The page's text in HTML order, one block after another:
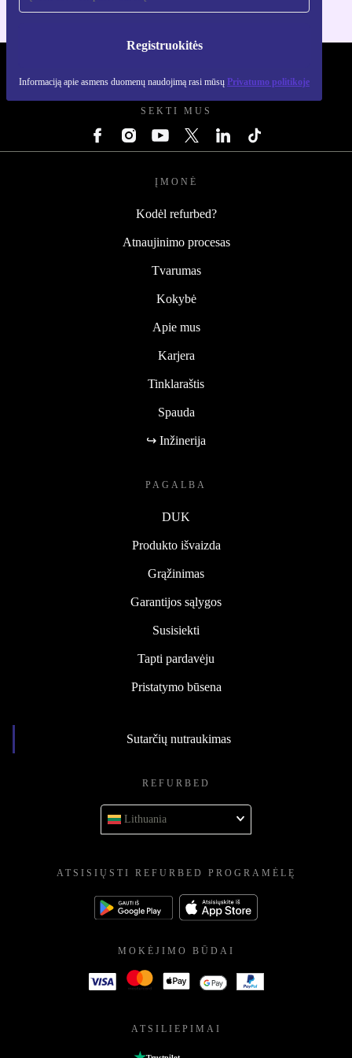
Registruokitės
Informaciją apie asmens duomenų naudojimą rasi mūsų Privatumo politikoje
SEKTI MUS
ĮMONĖ
Kodėl refurbed?
Atnaujinimo procesas
Tvarumas
Kokybė
Apie mus
Karjera
Tinklaraštis
Spauda
↪ Inžinerija
PAGALBA
DUK
Produkto išvaizda
Grąžinimas
Garantijos sąlygos
Susisiekti
Tapti pardavėju
Pristatymo būsena
Sutarčių nutraukimas
REFURBED
Lithuania
ATSISIŲSTI REFURBED PROGRAMĖLĘ
MOKĖJIMO BŪDAI
ATSILIEPIMAI